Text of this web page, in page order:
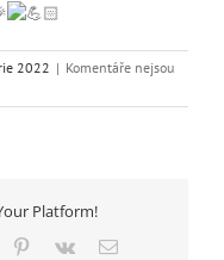
2022 | Komentáře nejsou
Platform!
Pinterest
Vk
E-